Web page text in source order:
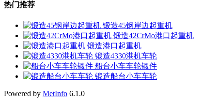
热门推荐
锻造45钢岸边起重机
锻造42CrMo港口起重机
锻造港口起重机
锻造4330港机车轮
船台小车车轮锻件
锻造船台小车车轮
Powered by MetInfo 6.1.0